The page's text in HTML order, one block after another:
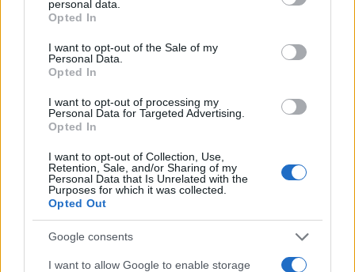
grant or deny consent to Google and its third-party tags to
use your data for below specified purposes in below Google
consent section.
personal data.
Opted In
I want to opt-out of the Sale of my
Personal Data.
Opted In
I want to opt-out of processing my
Personal Data for Targeted Advertising.
Opted In
I want to opt-out of Collection, Use,
Retention, Sale, and/or Sharing of my
Personal Data that Is Unrelated with the
Purposes for which it was collected.
Opted Out
Google consents
I want to allow Google to enable storage
09:5014.06.18
Βόρεια Μακεδονία: Όλοι μαζί και η Φώφη
απέναντι - Δεν βρήκαν κοινή γραμμή στο
Κίνημα Αλλαγής